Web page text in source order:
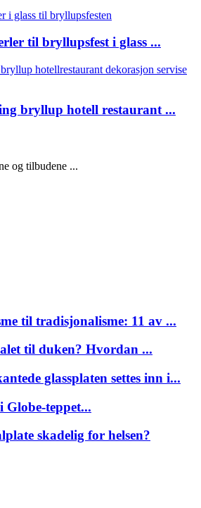
til bryllupsfest i glass ...
bryllup hotell restaurant ...
og tilbudene ...
til tradisjonalisme: 11 av ...
til duken? Hvordan ...
glassplaten settes inn i...
Globe-teppet...
skadelig for helsen?